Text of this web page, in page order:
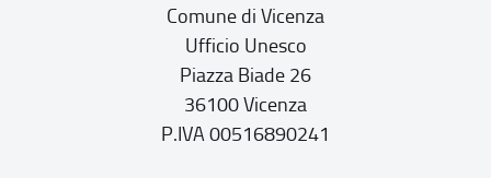
Comune di Vicenza
Ufficio Unesco
Piazza Biade 26
36100 Vicenza
P.IVA 00516890241